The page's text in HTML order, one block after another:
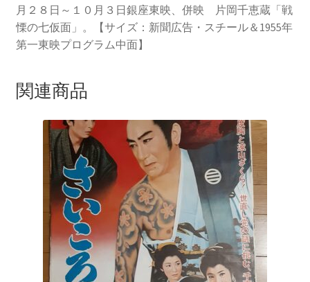
月２８日～１０月３日銀座東映、併映 片岡千恵蔵「戦
慄の七仮面」。【サイズ：新聞広告・スチール＆1955年
第一東映プログラム中面】
関連商品